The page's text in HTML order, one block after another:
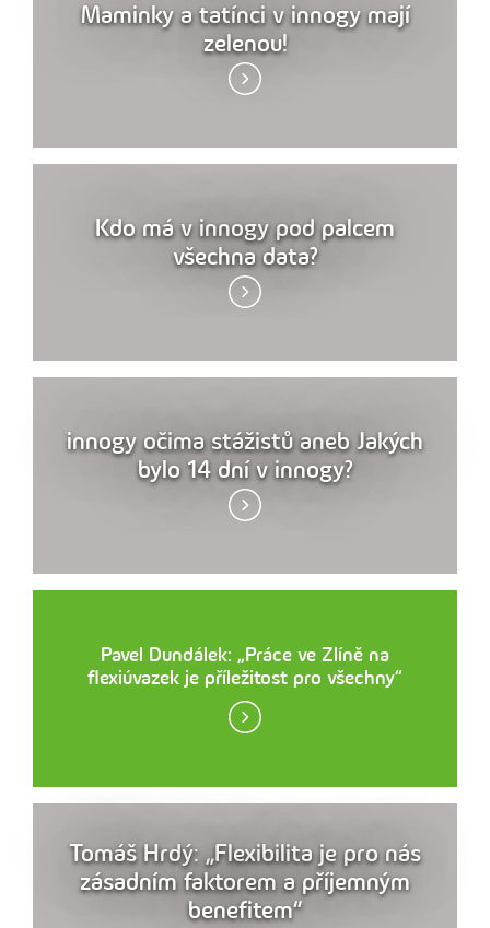
Maminky a tatínci v innogy mají
zelenou!
Kdo má v innogy pod palcem
všechna data?
innogy očima stážistů aneb Jakých
bylo 14 dní v innogy?
Pavel Dundálek: „Práce ve Zlíně na
flexiúvazek je příležitost pro všechny“
Tomáš Hrdý: „Flexibilita je pro nás
zásadním faktorem a příjemným
benefitem“